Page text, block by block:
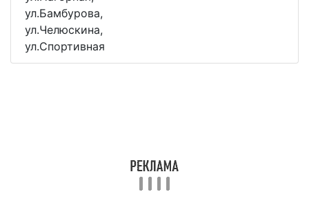
ул.Бамбурова,
ул.Челюскина,
ул.Спортивная